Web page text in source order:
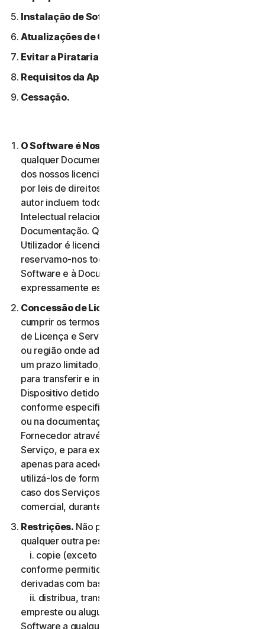
Instalação de Software.
Atualizações de Conteúdo Automáticas.
Evitar a Pirataria de Software.
Requisitos da Apple.
Cessação.
O Software é Nossa Propriedade
qualquer Documentação são nossa propriedade ou
dos nossos licenciantes e encontram-se protegidos
por leis de direitos de autor. Estas leis de direitos de
autor incluem todos os Direitos de Propriedade
Intelectual relacionados com o Software e a
Documentação. Qualquer Software fornecido ao
Utilizador é licenciado, e não vendido, ao Utilizador, e
reservamo-nos todos os direitos associados ao
Software e à Documentação que não estejam
expressamente estabelecidos no presente Contrato.
Concessão de Licença.
cumprir os termos e condições do presente Contrato
de Licença e Serviços, concedemos-lhe, no território
ou região onde adquiriu o Software, uma licença com
um prazo limitado, não exclusiva e não transferível,
para transferir e instalar uma cópia do Software no
Dispositivo detido ou controlado pelo Utilizador,
conforme especificado na Elegibilidade do Serviço,
ou na documentação da transação aplicável do
Fornecedor através do qual o Utilizador obteve o
Serviço, e para executar essa cópia do Software
apenas para aceder aos Serviços de Consumidor e
utilizá-los de forma pessoal, e não comercial ou, no
caso dos Serviços Comerciais, para sua utilização
comercial, durante o Período de Serviço.
Restrições. Não pode, nem pode permitir que
qualquer outra pessoa:
i. copie (exceto para efeitos de backup ou arquivo
conforme permitido abaixo), modifique ou crie obras
derivadas com base no Software;
ii. distribua, transfira, sublicencie, ceda por leasing,
empreste ou alugue o seu direito de utilizar o
Software a qualquer terceiro;